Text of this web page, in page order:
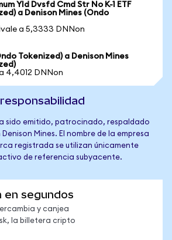
Yld Dvsfd Cmd Str No K-1 ETF
a Denison Mines (Ondo
a 5,3333 DNNon
Tokenized) a Denison Mines
4,4012 DNNon
sido emitido, patrocinado, respaldado
Mines. El nombre de la empresa
registrada se utilizan únicamente
de referencia subyacente.
en segundos
y canjea
la billetera cripto